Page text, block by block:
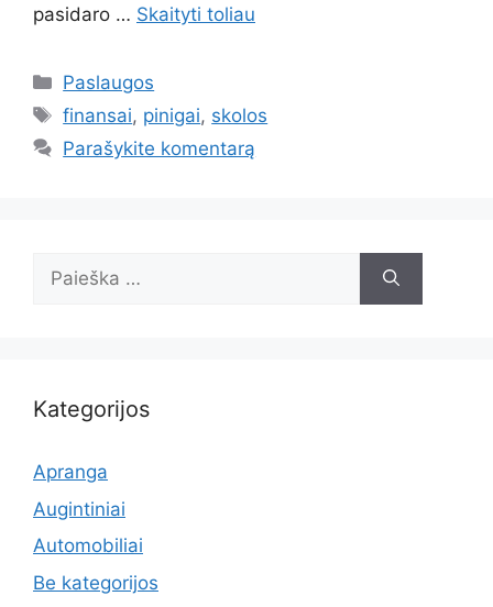
pasidaro … Skaityti toliau
Kategorijos
Paslaugos
Žymos
finansai, pinigai, skolos
Parašykite komentarą
Ieškoti:
Kategorijos
Apranga
Augintiniai
Automobiliai
Be kategorijos